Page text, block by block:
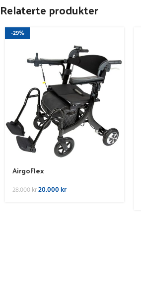
Relaterte produkter
-29%
AirgoFlex
28.000kr20.000kr